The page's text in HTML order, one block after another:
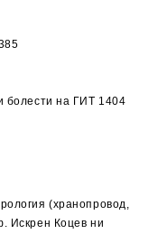
болести на ГИТ 1404
(хранопровод,
Искрен Коцев ни